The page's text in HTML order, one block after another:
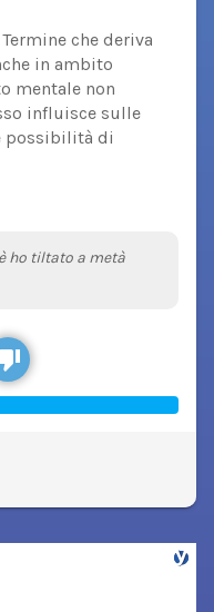
che deriva
in ambito
mentale non
influisce sulle
possibilità di
ho tiltato a metà